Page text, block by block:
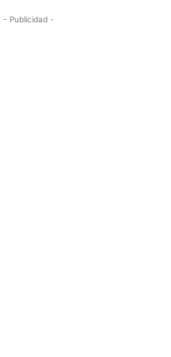
- Publicidad -